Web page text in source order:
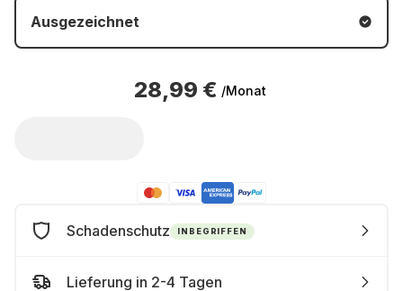
Ausgezeichnet
28,99 € /Monat
Schadenschutz INBEGRIFFEN
Lieferung in 2-4 Tagen